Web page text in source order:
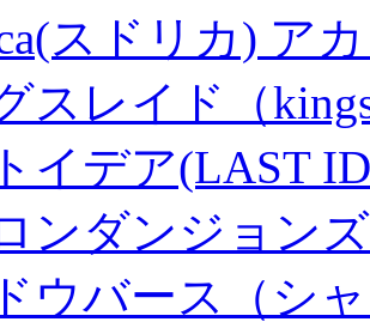
スドリカ) ア
スレイド（
イデア(LAST
ンダンジョン
ウバース（シ